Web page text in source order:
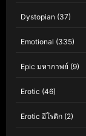
Dystopian (37)
Emotional (335)
Epic มหากาพย์ (9)
Erotic (46)
Erotic อีโรติก (2)